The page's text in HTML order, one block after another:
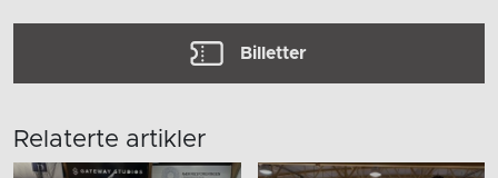
Billetter
Relaterte artikler